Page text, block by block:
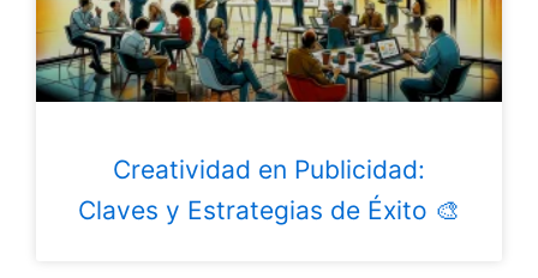
Creatividad en Publicidad:
Claves y Estrategias de Éxito 🎨